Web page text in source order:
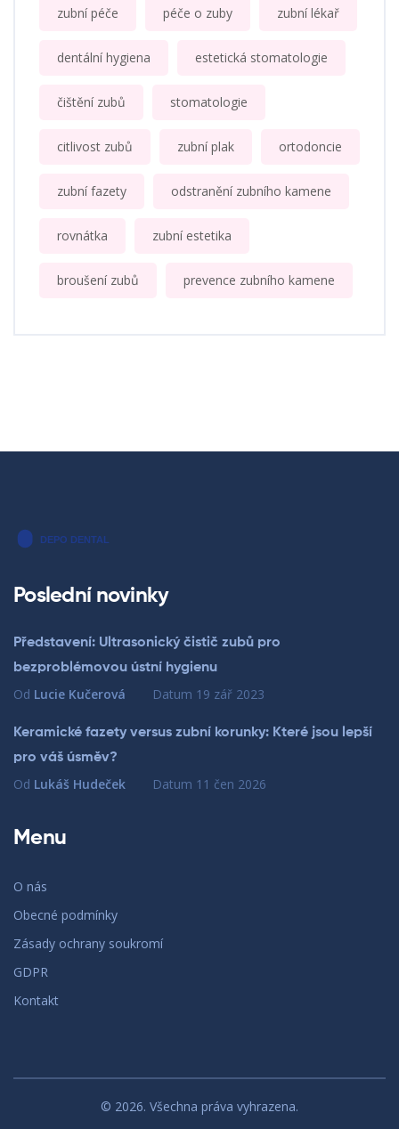
zubní péče péče o zuby zubní lékař
dentální hygiena estetická stomatologie
čištění zubů stomatologie
citlivost zubů zubní plak ortodoncie
zubní fazety odstranění zubního kamene
rovnátka zubní estetika
broušení zubů prevence zubního kamene
Poslední novinky
Představení: Ultrasonický čistič zubů pro
bezproblémovou ústní hygienu
Od Lucie Kučerová Datum 19 zář 2023
Keramické fazety versus zubní korunky: Které jsou lepší
pro váš úsměv?
Od Lukáš Hudeček Datum 11 čen 2026
Menu
O nás
Obecné podmínky
Zásady ochrany soukromí
GDPR
Kontakt
© 2026. Všechna práva vyhrazena.